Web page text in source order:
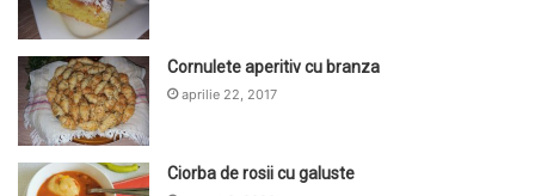
Cornulete aperitiv cu branza
aprilie 22, 2017
Ciorba de rosii cu galuste